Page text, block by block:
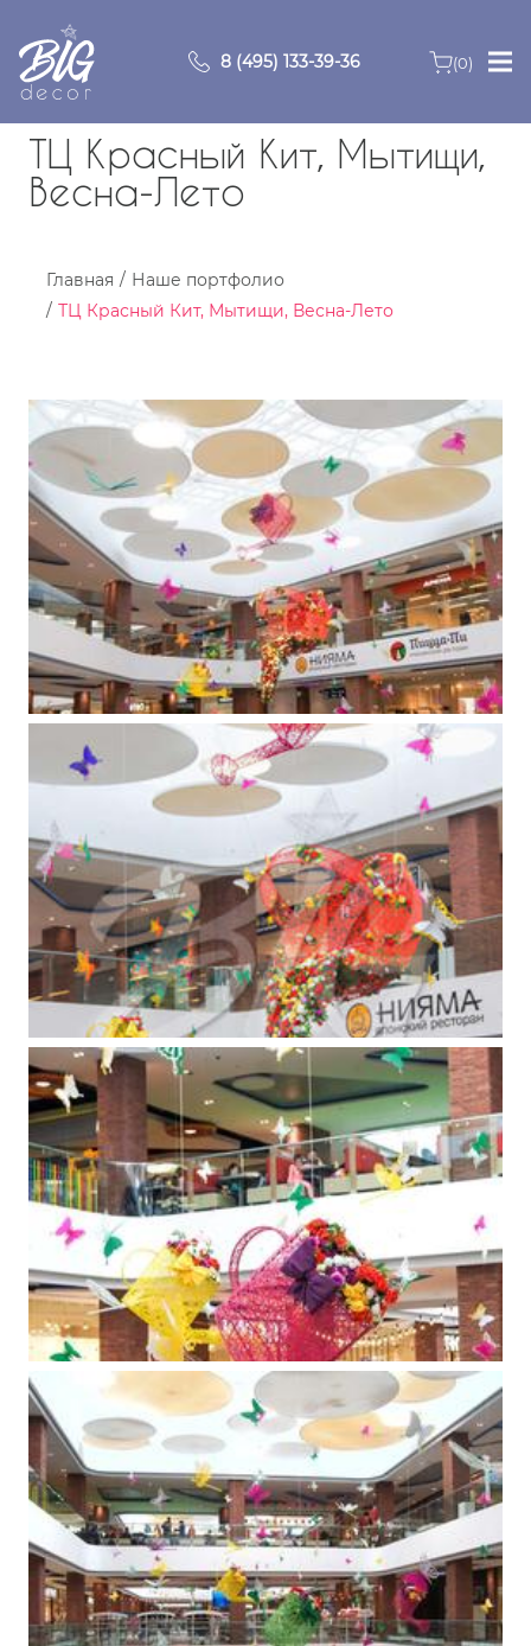
8 (495) 133-39-36 (0)
Главная
Зоны
Продукция
Портфолио
Контакты
ТЦ Красный Кит, Мытищи,
Весна-Лето
Главная
Наше портфолио
ТЦ Красный Кит, Мытищи, Весна-Лето